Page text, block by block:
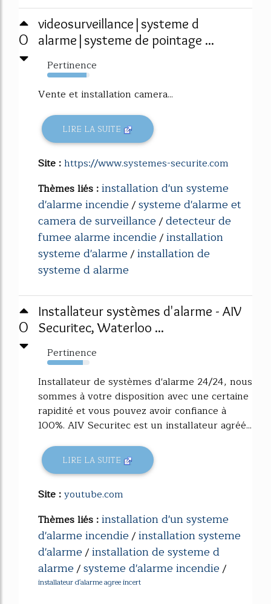
0
videosurveillance|systeme d
alarme|systeme de pointage ...
Pertinence
93%
Vente et installation camera...
LIRE LA SUITE
Site :https://www.systemes-securite.com
Thèmes liés :installation d'un systeme
d'alarme incendie/systeme d'alarme et
camera de surveillance/detecteur de
fumee alarme incendie/installation
systeme d'alarme/installation de
systeme d alarme
0
Installateur systèmes d'alarme - AIV
Securitec, Waterloo ...
Pertinence
84%
Installateur de systèmes d'alarme 24/24, nous
sommes à votre disposition avec une certaine
rapidité et vous pouvez avoir confiance à
100%. AIV Securitec est un installateur agréé...
LIRE LA SUITE
Site :youtube.com
Thèmes liés :installation d'un systeme
d'alarme incendie/installation systeme
d'alarme/installation de systeme d
alarme/systeme d'alarme incendie/
installateur d'alarme agree incert